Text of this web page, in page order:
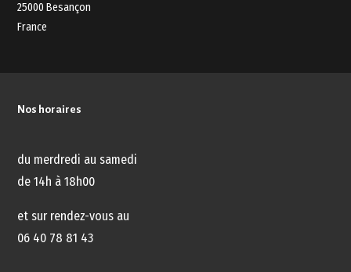
25000 Besançon
France
Nos horaires
du merdredi au samedi
de 14h à 18h00
et sur rendez-vous au
06 40 78 81 43